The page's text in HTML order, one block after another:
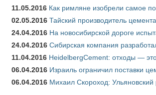
11.05.2016 Как римляне изобрели самое
02.05.2016 Тайский производитель
24.04.2016 На новосибирской дороге
24.04.2016 Сибирская компания
11.04.2016 HeidelbergCement: отходы —
06.04.2016 Израиль ограничил поставки
06.04.2016 Михаил Скороход: